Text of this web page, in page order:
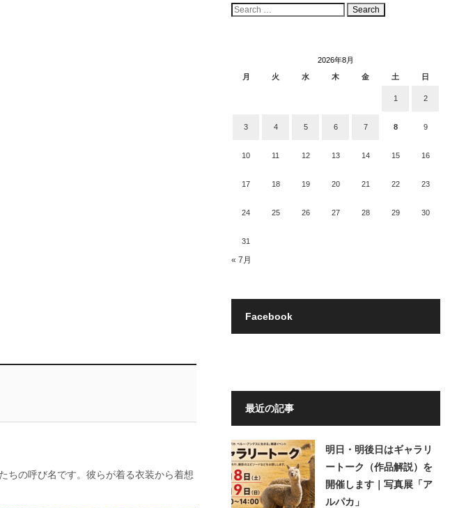
ちの呼び名です。彼らが着る衣装から着想
検
索:
2026年8月
月
火 水 木 金 土 日
1 2
3 4 5 6 7 8 9
10 11 12 13 14 15 16
17 18 19 20 21 22 23
24 25 26 27 28 29 30
31
« 7月
Facebook
最近の記事
明日・明後日はギャラリ
ートーク（作品解説）を
開催します｜写真展「ア
ルパカ」